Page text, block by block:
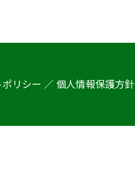
リシー ／ 個人情報保護方針